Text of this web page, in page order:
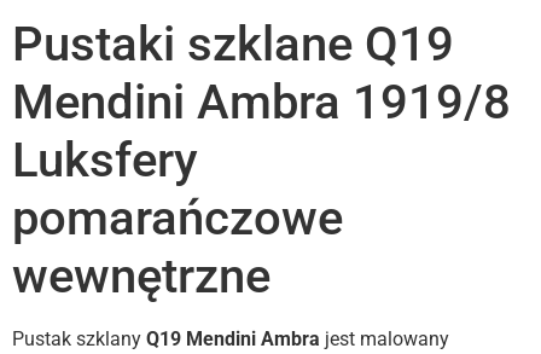
Pustaki szklane Q19
Mendini Ambra 1919/8
Luksfery
pomarańczowe
wewnętrzne
Pustak szklany Q19 Mendini Ambra jest malowany